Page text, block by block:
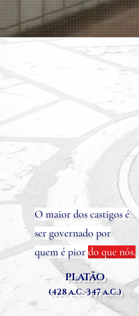
O maior dos castigos é
ser governado por
quem é piordo que nós.
PLATÃO
(428 a.C.-347 a.C.)